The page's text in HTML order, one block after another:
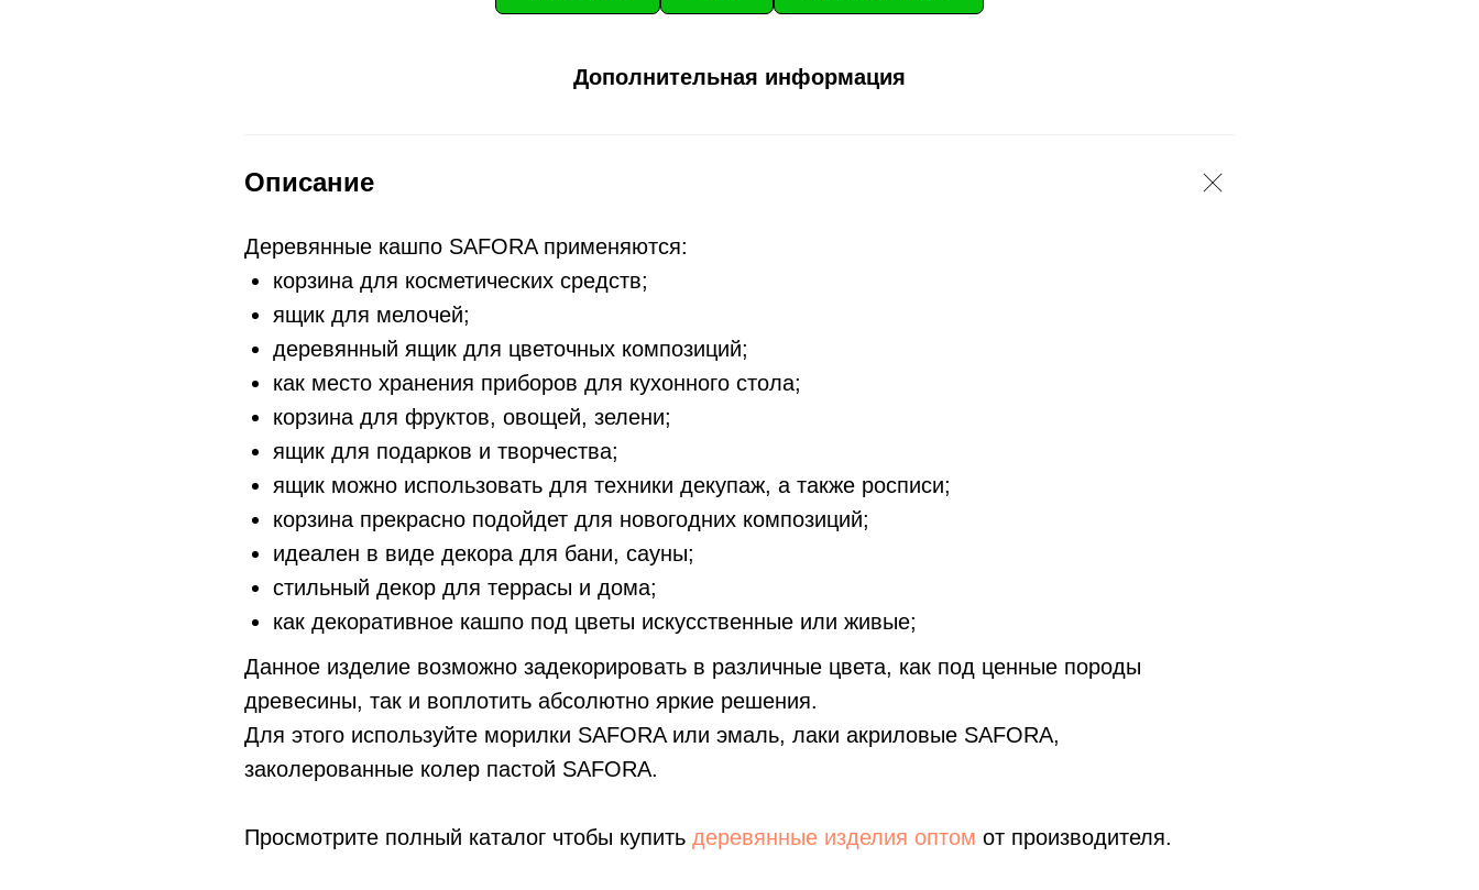
Дополнительная информация
Описание
Деревянные кашпо SAFORA применяются:
корзина для косметических средств;
ящик для мелочей;
деревянный ящик для цветочных композиций;
как место хранения приборов для кухонного стола;
корзина для фруктов, овощей, зелени;
ящик для подарков и творчества;
ящик можно использовать для техники декупаж, а также росписи;
корзина прекрасно подойдет для новогодних композиций;
идеален в виде декора для бани, сауны;
стильный декор для террасы и дома;
как декоративное кашпо под цветы искусственные или живые;
Данное изделие возможно задекорировать в различные цвета, как под ценные породы
древесины, так и воплотить абсолютно яркие решения.
Для этого используйте морилки SAFORA или эмаль, лаки акриловые SAFORA,
заколерованные колер пастой SAFORA.
Просмотрите полный каталог чтобы купить деревянные изделия оптом от производителя.